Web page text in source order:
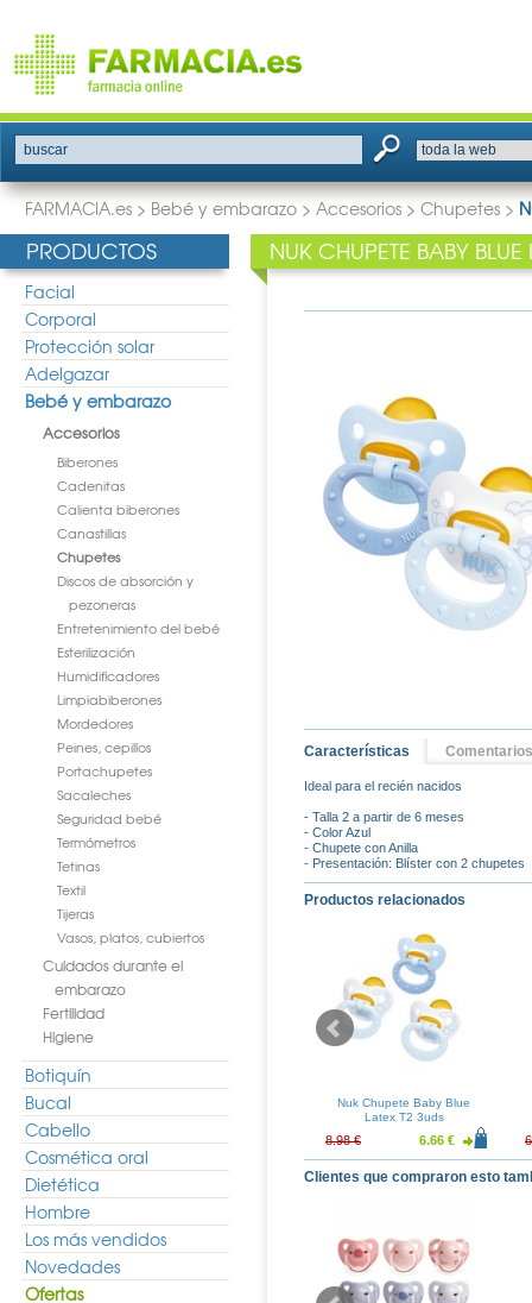
buscar
FARMACIA.es > Bebé y embarazo > Accesorios > Chupetes >
PRODUCTOS
Facial
Corporal
Protección solar
Adelgazar
Bebé y embarazo
Accesorios
Biberones
Cadenitas
Calienta biberones
Canastillas
Chupetes
Discos de absorción y
pezoneras
Entretenimiento del bebé
Esterilización
Humidificadores
Limpiabiberones
Mordedores
Peines, cepillos
Portachupetes
Sacaleches
Seguridad bebé
Termómetros
Tetinas
Textil
Tijeras
Vasos, platos, cubiertos
Cuidados durante el
embarazo
Fertilidad
Higiene
Botiquín
Bucal
Cabello
Cosmética oral
Dietética
Hombre
Los más vendidos
Novedades
Ofertas
NUK CHUPETE BABY BLUE
Características Comentarios
Ideal para el recién nacidos
- Talla 2 a partir de 6 meses
- Color Azul
- Chupete con Anilla
- Presentación: Blíster con 2 chupetes
Productos relacionados
Dia Latex T3
4.84 €
T1 1ud
5.41 € 4.01 €
Nuk Chupete Baby Blue
Latex T2 3uds
8.98 € 6.66 €
Clientes que compraron esto